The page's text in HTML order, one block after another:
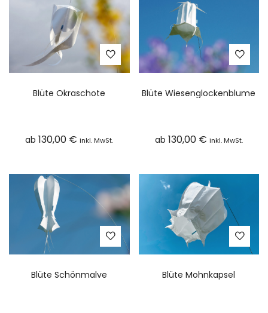
Blüte Okraschote
ab130,00 € inkl. MwSt.
Blüte Wiesenglockenblume
ab 130,00 € inkl. MwSt.
Blüte Schönmalve Blüte Mohnkapsel